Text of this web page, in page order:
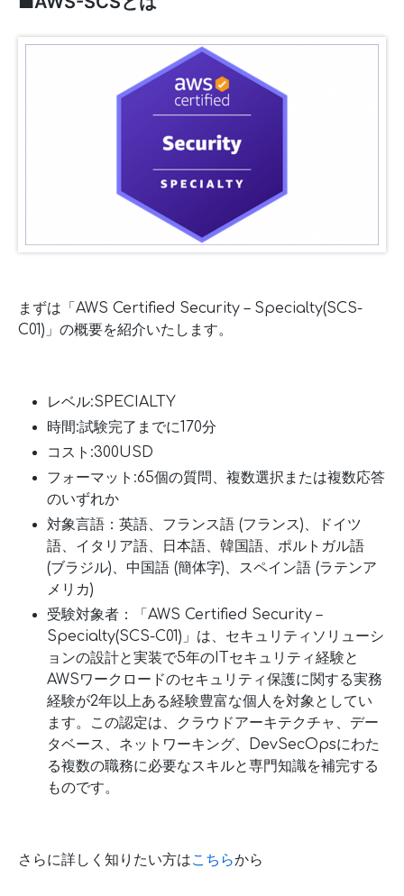
まずは「AWS Certified Security – Specialty(SCS-
C01)」の概要を紹介いたします。
レベル:SPECIALTY
時間:試験完了までに170分
コスト:300USD
フォーマット:65個の質問、複数選択または複数応答
のいずれか
対象言語：英語、フランス語 (フランス)、ドイツ
語、イタリア語、日本語、韓国語、ポルトガル語
(ブラジル)、中国語 (簡体字)、スペイン語 (ラテンア
メリカ)
受験対象者：「AWS Certified Security –
Specialty(SCS-C01)」は、セキュリティソリューシ
ョンの設計と実装で5年のITセキュリティ経験と
AWSワークロードのセキュリティ保護に関する実務
経験が2年以上ある経験豊富な個人を対象としてい
ます。この認定は、クラウドアーキテクチャ、デー
タベース、ネットワーキング、DevSecOpsにわた
る複数の職務に必要なスキルと専門知識を補完する
ものです。
さらに詳しく知りたい方はこちらから